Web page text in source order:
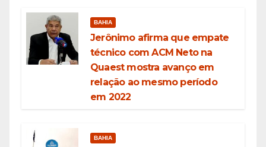
BAHIA
Jerônimo afirma que empate
técnico com ACM Neto na
Quaest mostra avanço em
relação ao mesmo período
em 2022
BAHIA